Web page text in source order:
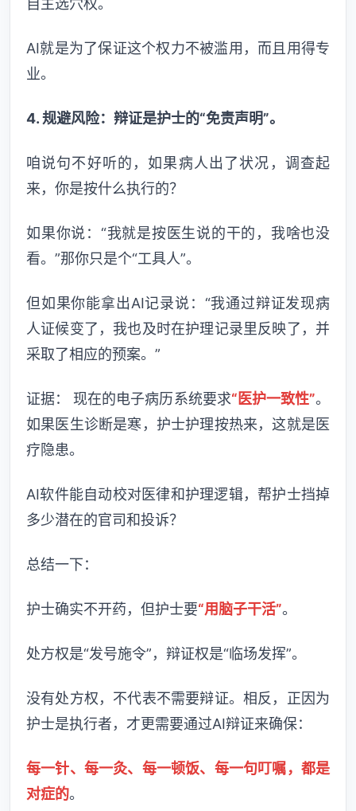
自主选穴权。
AI就是为了保证这个权力不被滥用，而且用得专
业。
4. 规避风险：辩证是护士的“免责声明”。
咱说句不好听的，如果病人出了状况，调查起
来，你是按什么执行的？
如果你说：“我就是按医生说的干的，我啥也没
看。”那你只是个“工具人”。
但如果你能拿出AI记录说：“我通过辩证发现病
人证候变了，我也及时在护理记录里反映了，并
采取了相应的预案。”
证据： 现在的电子病历系统要求“医护一致性”。
如果医生诊断是寒，护士护理按热来，这就是医
疗隐患。
AI软件能自动校对医律和护理逻辑，帮护士挡掉
多少潜在的官司和投诉？
总结一下：
护士确实不开药，但护士要“用脑子干活”。
处方权是“发号施令”，辩证权是“临场发挥”。
没有处方权，不代表不需要辩证。相反，正因为
护士是执行者，才更需要通过AI辩证来确保：
每一针、每一灸、每一顿饭、每一句叮嘱，都是
对症的。